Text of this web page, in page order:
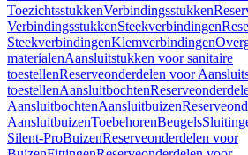
ToezichtsstukkenVerbindingsstukken
VerbindingsstukkenSteekverbindingen
SteekverbindingenKlemverbindingen
materialenAansluitstukken voor sanitaire
toestellenReserveonderdelen voor
toestellenAansluitbochten
AansluitbochtenAansluitbuizen
AansluitbuizenToebehorenBeugels
Silent-ProBuizenReserveonderdelen voor